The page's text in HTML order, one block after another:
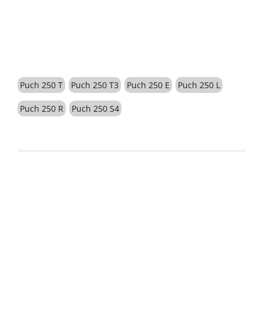
Puch 250 T Puch 250 T3 Puch 250 E Puch 250 L
Puch 250 R Puch 250 S4